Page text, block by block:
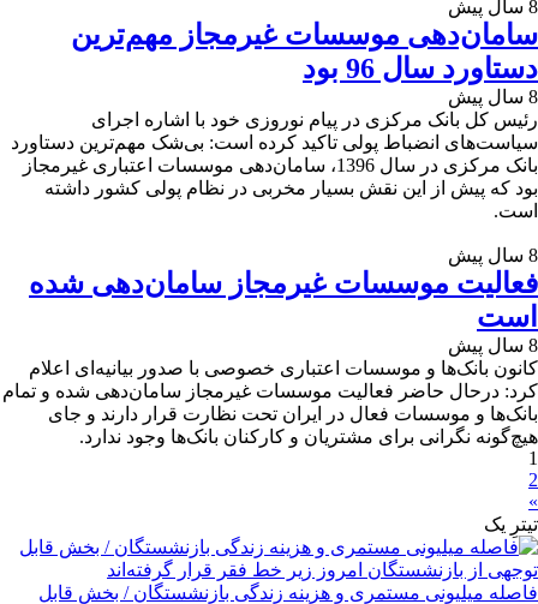
8 سال پیش
سامان‌دهی موسسات غیرمجاز مهم‌ترین
دستاورد سال 96 بود
8 سال پیش
رئیس کل بانک مرکزی در پیام نوروزی خود با اشاره اجرای
سیاست‌های انضباط پولی تاکید کرده است: بی‌شک مهم‌ترین دستاورد
بانک مرکزی در سال 1396، سامان‌دهی موسسات اعتباری غیرمجاز
بود که پیش از این نقش بسیار مخربی در نظام پولی کشور داشته
است.
8 سال پیش
فعالیت موسسات غیرمجاز سامان‌دهی شده
است
8 سال پیش
کانون بانک‌ها و موسسات اعتباری خصوصی با صدور بیانیه‌ای اعلام
کرد: درحال حاضر فعالیت موسسات غیرمجاز سامان‌دهی شده و تمام
بانک‌ها و موسسات فعال در ایران تحت نظارت قرار دارند و جای
هیچ‌گونه نگرانی برای مشتریان و کارکنان بانک‌ها وجود ندارد.
1
2
»
تیترِ یک
فاصله میلیونی مستمری و هزینه زندگی بازنشستگان / بخش قابل